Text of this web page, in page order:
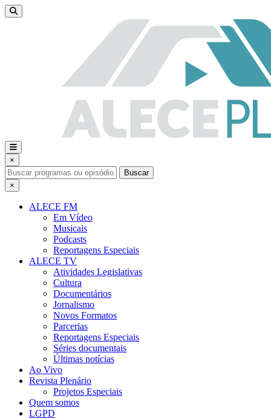
×
Buscar
×
ALECE FM
Em Vídeo
Musicais
Podcasts
Reportagens Especiais
ALECE TV
Atividades Legislativas
Cultura
Documentários
Jornalismo
Novos Formatos
Parcerias
Reportagens Especiais
Séries documentais
Últimas notícias
Ao Vivo
Revista Plenário
Projetos Especiais
Quem somos
LGPD